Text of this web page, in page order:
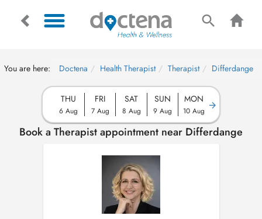
You are here: Doctena Health Therapist Therapist Differdange
THU
6 Aug
FRI
7 Aug
SAT
8 Aug
SUN
9 Aug
MON
10 Aug
Book a Therapist appointment near Differdange